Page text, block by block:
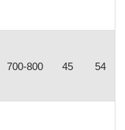
700-800 45 54